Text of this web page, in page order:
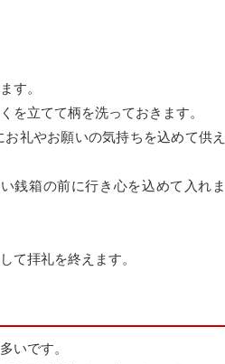
す。
を立てて柄を洗っておきます。
礼やお願いの気持ちを込めて供え
銭箱の前に行き心を込めて入れま
て拝礼を終えます。
いです。